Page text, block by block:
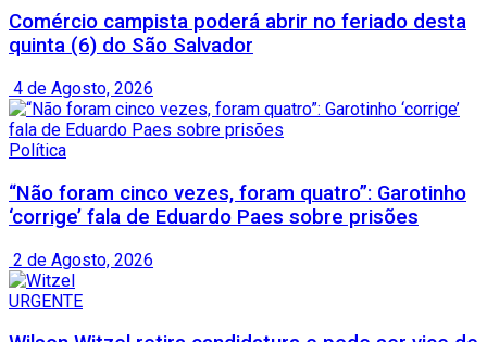
Comércio campista poderá abrir no feriado desta
quinta (6) do São Salvador
4 de Agosto, 2026
Política
“Não foram cinco vezes, foram quatro”: Garotinho
‘corrige’ fala de Eduardo Paes sobre prisões
2 de Agosto, 2026
URGENTE